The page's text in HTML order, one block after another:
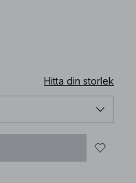
Hitta din storlek